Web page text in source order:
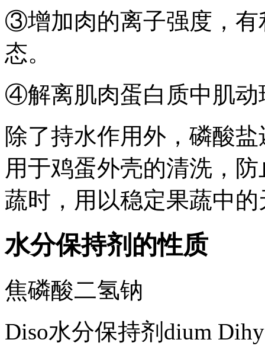
③增加肉的离子强度，有
态。
④解离肌肉蛋白质中肌动
除了持水作用外，磷酸
用于鸡蛋外壳的清洗，
蔬时，用以稳定果蔬中
水分保持剂的性质
焦磷酸二氢钠
Diso水分保持剂dium